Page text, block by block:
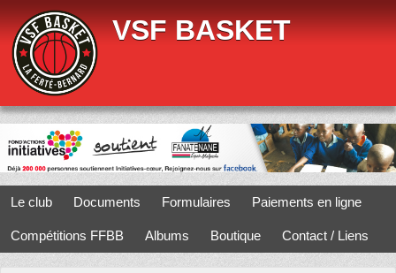
VSF BASKET
Le club Documents Formulaires Paiements en ligne
Compétitions FFBB Albums Boutique Contact / Liens
Panneau de gestion des cookies